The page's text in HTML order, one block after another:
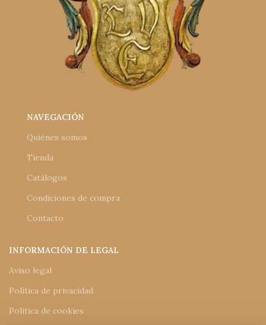
NAVEGACIÓN
Quiénes somos
Tienda
Catálogos
Condiciones de compra
Contacto
INFORMACIÓN DE LEGAL
Aviso legal
Política de privacidad
Política de cookies